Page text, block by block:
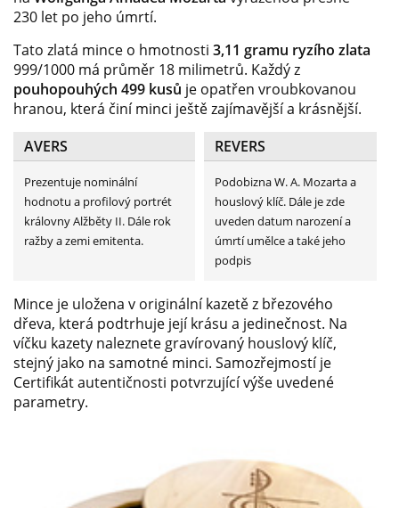
230 let po jeho úmrtí.
Tato zlatá mince o hmotnosti 3,11 gramu ryzího zlata
999/1000 má průměr 18 milimetrů. Každý z
pouhopouhých 499 kusů je opatřen vroubkovanou
hranou, která činí minci ještě zajímavější a krásnější.
AVERS
REVERS
Prezentuje nominální
hodnotu a profilový portrét
královny Alžběty II. Dále rok
ražby a zemi emitenta.
Podobizna W. A. Mozarta a
houslový klíč. Dále je zde
uveden datum narození a
úmrtí umělce a také jeho
podpis
Mince je uložena v originální kazetě z březového
dřeva, která podtrhuje její krásu a jedinečnost. Na
víčku kazety naleznete gravírovaný houslový klíč,
stejný jako na samotné minci. Samozřejmostí je
Certifikát autentičnosti potvrzující výše uvedené
parametry.